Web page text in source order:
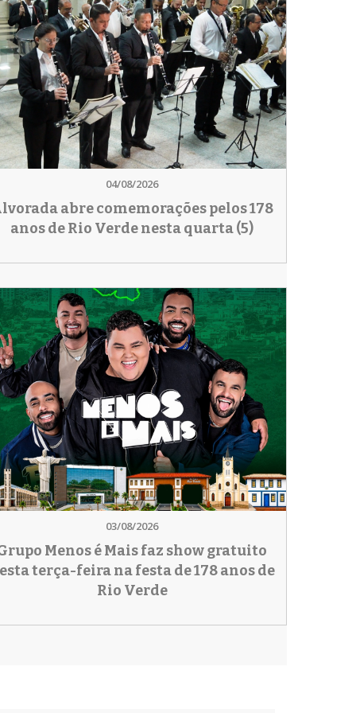
04/08/2026
abre comemorações pelos 178
anos de Rio Verde nesta quarta (5)
03/08/2026
Menos é Mais faz show gratuito
terça-feira na festa de 178 anos de
Rio Verde